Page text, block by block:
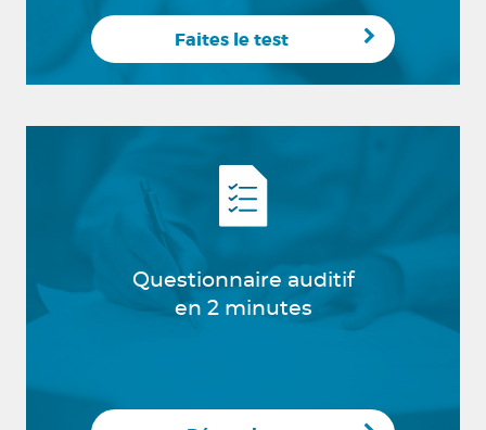
Faites le test
Questionnaire auditif
en 2 minutes